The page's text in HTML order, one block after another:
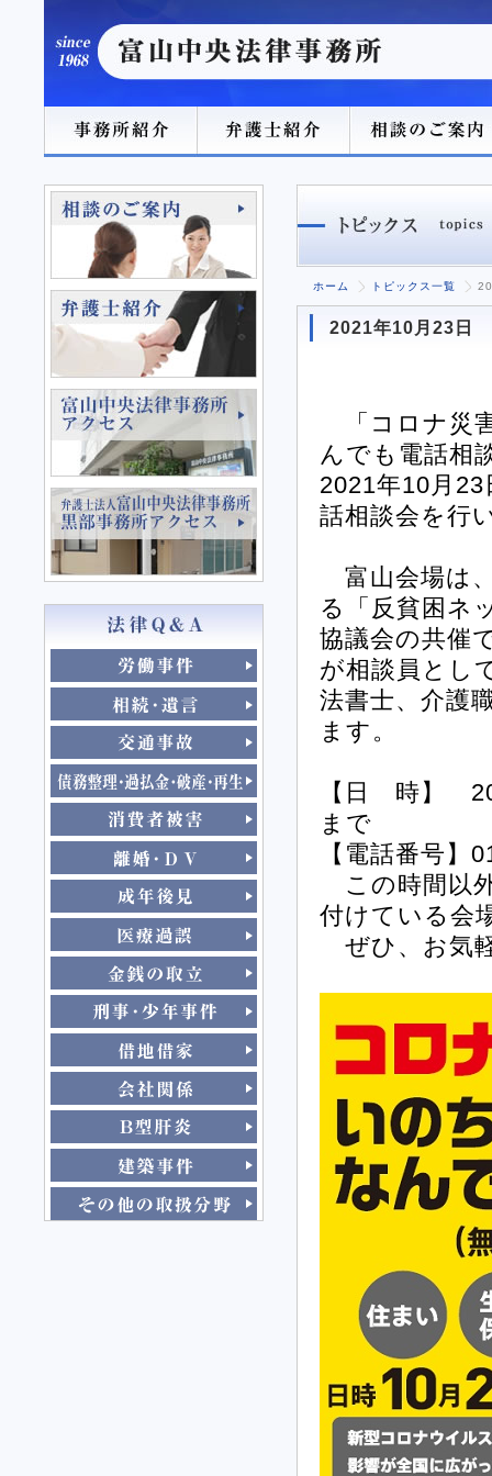
ホーム トピックス一覧
2021年10月23日
「コロナ災
んでも電話相
2021年10月
話相談会を行
富山会場は
る「反貧困ネ
協議会の共催
が相談員とし
法書士、介護
ます。
【日 時】
まで
【電話番号
この時間以
付けている会
ぜひ、お気